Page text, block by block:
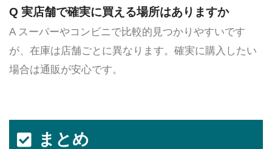
Q 実店舗で確実に買える場所はありますか
A スーパーやコンビニで比較的見つかりやすいです
が、在庫は店舗ごとに異なります。確実に購入したい
場合は通販が安心です。
まとめ